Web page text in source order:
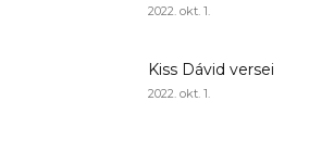
2022. okt. 1.
Kiss Dávid versei
2022. okt. 1.